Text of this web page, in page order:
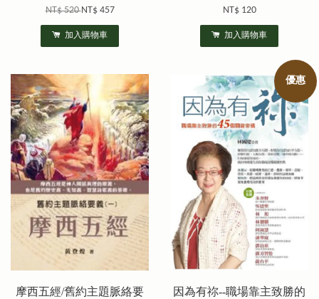
NT$ 520NT$ 457
加入購物車
NT$ 120
加入購物車
摩西五經/舊約主題脈絡要
優惠
因為有祢--職場靠主致勝的